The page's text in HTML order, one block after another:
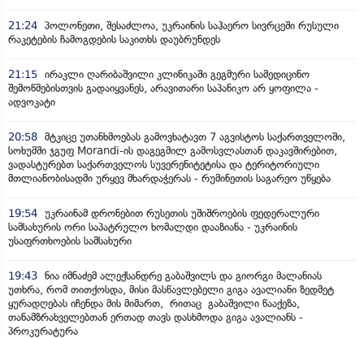
21:24 პოლონეთი, შესაძლოა, უკრაინის საჰაერო სივრცეში რუსული
რაკეტების ჩამოგდების საკითხს დაუბრუნდეს
21:15 ირაკლი ღარიბაშვილი კლინიკაში გეგმური სამედიცინო
შემოწმებისთვის გადაიყვანეს, არავითარი საპანიკო არ ყოფილა -
ადვოკატი
20:58 მტკიცე უთანხმოებას გამოვხატავთ 7 აგვისტოს საქართველოში,
სოხუმში ჯგუფ Morandi-ის დაგეგმილ გამოსვლასთან დაკავშირებით,
ვადასტურებთ საქართველოს სუვერენიტეტისა და ტერიტორიული
მთლიანობისადმი ურყევ მხარდაჭერას - რუმინეთის საგარეო უწყება
19:54 უკრაინამ დრონებით რუსეთის უშიშროების ფედერალური
სამსახურის ორი საპატრულო ხომალდი დააზიანა - უკრაინის
უსაფრთხოების სამსახური
19:43 ნია იმნაძემ ალექსანდრე გაბაშვილს და გიორგი მალანიას
უთხრა, რომ თითქოსდა, მისი მასწავლებელი გიგა ავალიანი ზედმეტ
ყურადღებას იჩენდა მის მიმართ, რითაც გაბაშვილი წააქეზა,
თანამზრახველებთან ერთად თავს დასხმოდა გიგა ავალიანს -
პროკურატურა